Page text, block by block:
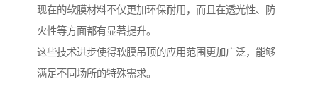
现在的软膜材料不仅更加环保耐用，而且在透光性、防
火性等方面都有显著提升。
这些技术进步使得软膜吊顶的应用范围更加广泛，能够
满足不同场所的特殊需求。